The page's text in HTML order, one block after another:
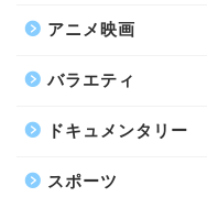
アニメ映画
バラエティ
ドキュメンタリー
スポーツ